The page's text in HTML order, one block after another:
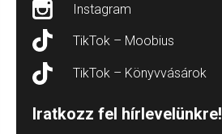
Instagram
TikTok – Moobius
TikTok – Könyvvásárok
Iratkozz fel hírlevelünkre!